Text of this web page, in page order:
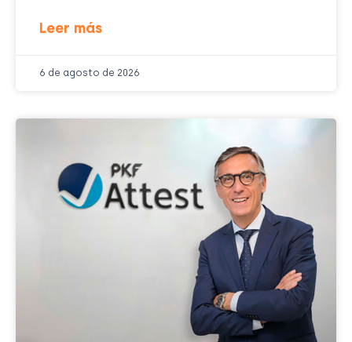
Leer más
6 de agosto de 2026